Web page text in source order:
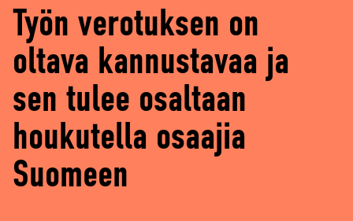
Työn verotuksen on
oltava kannustavaa ja
sen tulee osaltaan
houkutella osaajia
Suomeen